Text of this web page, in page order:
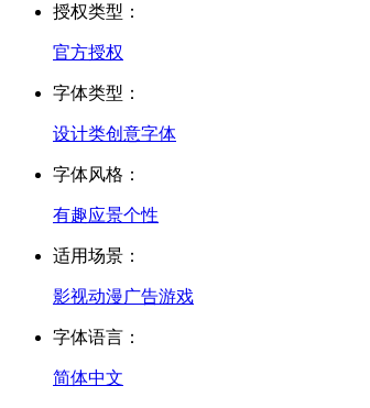
授权类型：
官方授权
字体类型：
设计类创意字体
字体风格：
有趣应景个性
适用场景：
影视动漫广告游戏
字体语言：
简体中文